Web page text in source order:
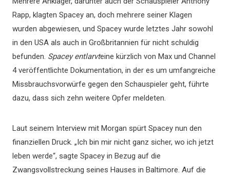
Rapp, klagten Spacey an, doch mehrere seiner Klagen
wurden abgewiesen, und Spacey wurde letztes Jahr sowohl
in den USA als auch in Großbritannien für nicht schuldig
befunden. Spacey entlarvteine kürzlich von Max und Channel
4 veröffentlichte Dokumentation, in der es um umfangreiche
Missbrauchsvorwürfe gegen den Schauspieler geht, führte
dazu, dass sich zehn weitere Opfer meldeten.
Laut seinem Interview mit Morgan spürt Spacey nun den
finanziellen Druck. „Ich bin mir nicht ganz sicher, wo ich jetzt
leben werde“, sagte Spacey in Bezug auf die
Zwangsvollstreckung seines Hauses in Baltimore. Auf die